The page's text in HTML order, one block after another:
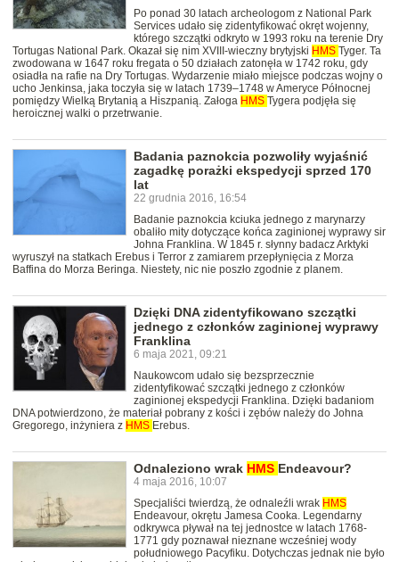
Po ponad 30 latach archeologom z National Park
Services udało się zidentyfikować okręt wojenny,
którego szczątki odkryto w 1993 roku na terenie Dry
Tortugas National Park. Okazał się nim XVIII-wieczny brytyjski HMS Tyger. Ta
zwodowana w 1647 roku fregata o 50 działach zatonęła w 1742 roku, gdy
osiadła na rafie na Dry Tortugas. Wydarzenie miało miejsce podczas wojny o
ucho Jenkinsa, jaka toczyła się w latach 1739–1748 w Ameryce Północnej
pomiędzy Wielką Brytanią a Hiszpanią. Załoga HMS Tygera podjęła się
heroicznej walki o przetrwanie.
Badania paznokcia pozwoliły wyjaśnić
zagadkę porażki ekspedycji sprzed 170
lat
22 grudnia 2016, 16:54
Badanie paznokcia kciuka jednego z marynarzy
obaliło mity dotyczące końca zaginionej wyprawy sir
Johna Franklina. W 1845 r. słynny badacz Arktyki
wyruszył na statkach Erebus i Terror z zamiarem przepłynięcia z Morza
Baffina do Morza Beringa. Niestety, nic nie poszło zgodnie z planem.
Dzięki DNA zidentyfikowano szczątki
jednego z członków zaginionej wyprawy
Franklina
6 maja 2021, 09:21
Naukowcom udało się bezsprzecznie
zidentyfikować szczątki jednego z członków
zaginionej ekspedycji Franklina. Dzięki badaniom
DNA potwierdzono, że materiał pobrany z kości i zębów należy do Johna
Gregorego, inżyniera z HMS Erebus.
Odnaleziono wrak HMS Endeavour?
4 maja 2016, 10:07
Specjaliści twierdzą, że odnaleźli wrak HMS
Endeavour, okrętu Jamesa Cooka. Legendarny
odkrywca pływał na tej jednostce w latach 1768-
1771 gdy poznawał nieznane wcześniej wody
południowego Pacyfiku. Dotychczas jednak nie było